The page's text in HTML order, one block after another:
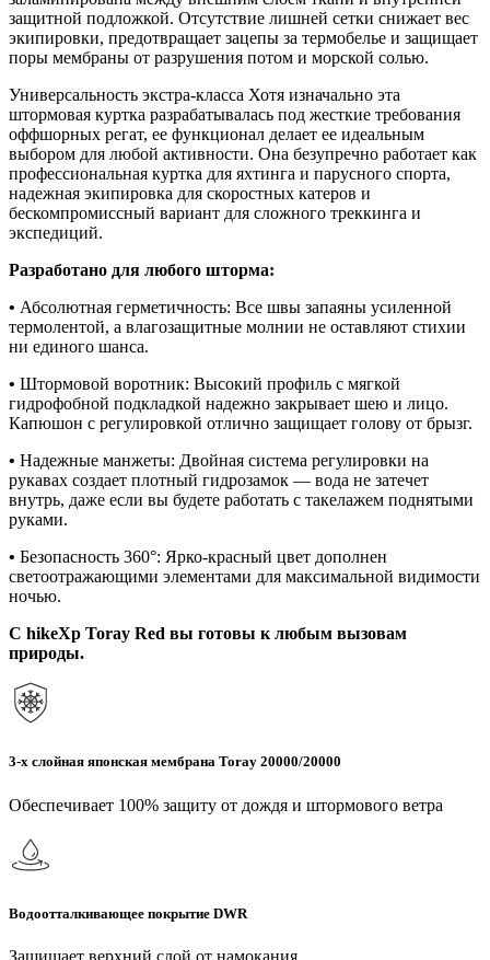
защитной подложкой. Отсутствие лишней сетки снижает вес
экипировки, предотвращает зацепы за термобелье и защищает
поры мембраны от разрушения потом и морской солью.
Универсальность экстра-класса Хотя изначально эта
штормовая куртка разрабатывалась под жесткие требования
оффшорных регат, ее функционал делает ее идеальным
выбором для любой активности. Она безупречно работает как
профессиональная куртка для яхтинга и парусного спорта,
надежная экипировка для скоростных катеров и
бескомпромиссный вариант для сложного треккинга и
экспедиций.
Разработано для любого шторма:
• Абсолютная герметичность: Все швы запаяны усиленной
термолентой, а влагозащитные молнии не оставляют стихии
ни единого шанса.
• Штормовой воротник: Высокий профиль с мягкой
гидрофобной подкладкой надежно закрывает шею и лицо.
Капюшон с регулировкой отлично защищает голову от брызг.
• Надежные манжеты: Двойная система регулировки на
рукавах создает плотный гидрозамок — вода не затечет
внутрь, даже если вы будете работать с такелажем поднятыми
руками.
• Безопасность 360°: Ярко-красный цвет дополнен
светоотражающими элементами для максимальной видимости
ночью.
С hikeXp Toray Red вы готовы к любым вызовам
природы.
3-х слойная японская мембрана Toray 20000/20000
Обеспечивает 100% защиту от дождя и штормового ветра
Водоотталкивающее покрытие DWR
Защищает верхний слой от намокания